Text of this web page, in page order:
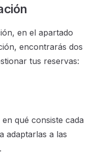
en el apartado
encontrarás dos
tus reservas:
qué consiste cada
adaptarlas a las